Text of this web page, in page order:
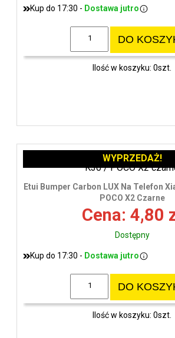
Kup do 17:30 - Dostawa jutro
DO
Ilość w koszyku: 0szt.
Etui Bumper Carbon LUX Na Telefon
POCO X2 Czarne
Cena: 4,80
Dostępny
Kup do 17:30 - Dostawa jutro
DO
Ilość w koszyku: 0szt.
WYPRZEDAŻ!